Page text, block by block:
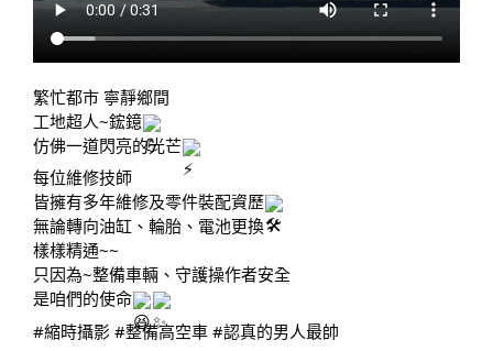
繁忙都市 寧靜鄉間
工地超人~鋐鐿
仿佛一道閃亮的光芒
每位維修技師
皆擁有多年維修及零件裝配資歷
無論轉向油缸、輪胎、電池更換
樣樣精通~~
只因為~整備車輛、守護操作者安全
是咱們的使命
#縮時攝影 #整備高空車 #認真的男人最帥